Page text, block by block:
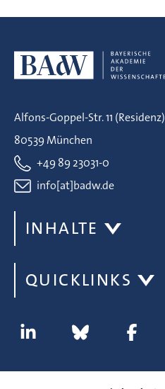
Alfons-Goppel-Str. 11 (Residenz)
80539 München
+49 89 23031-0
info[at]badw.de
INHALTE
QUICKLINKS